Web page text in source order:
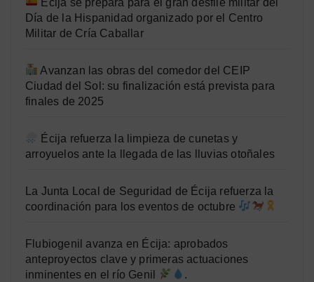
Día de la Hispanidad organizado por el Centro
Militar de Cría Caballar
Avanzan las obras del comedor del CEIP
Ciudad del Sol: su finalización está prevista para
finales de 2025
Écija refuerza la limpieza de cunetas y
arroyuelos ante la llegada de las lluvias otoñales
La Junta Local de Seguridad de Écija refuerza la
coordinación para los eventos de octubre
Flubiogenil avanza en Écija: aprobados
anteproyectos clave y primeras actuaciones
inminentes en el río Genil
.